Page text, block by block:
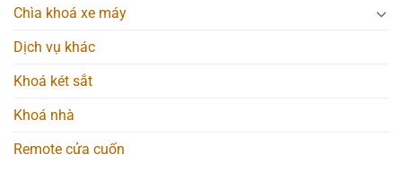
Chìa khoá xe máy
Dịch vụ khác
Khoá két sắt
Khoá nhà
Remote cửa cuốn